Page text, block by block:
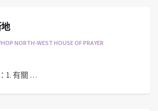
NORTH-WEST HOUSE OF PRAYER
1. 有關 …